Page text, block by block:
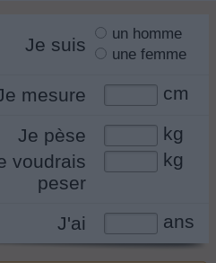
Je suis
un homme
une femme
mesure cm
Je pèse
kg
voudrais
peser
kg
J'ai ans